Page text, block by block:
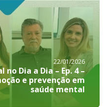
22/01/2026
no Dia a Dia – Ep. 4 –
e prevenção em
saúde mental